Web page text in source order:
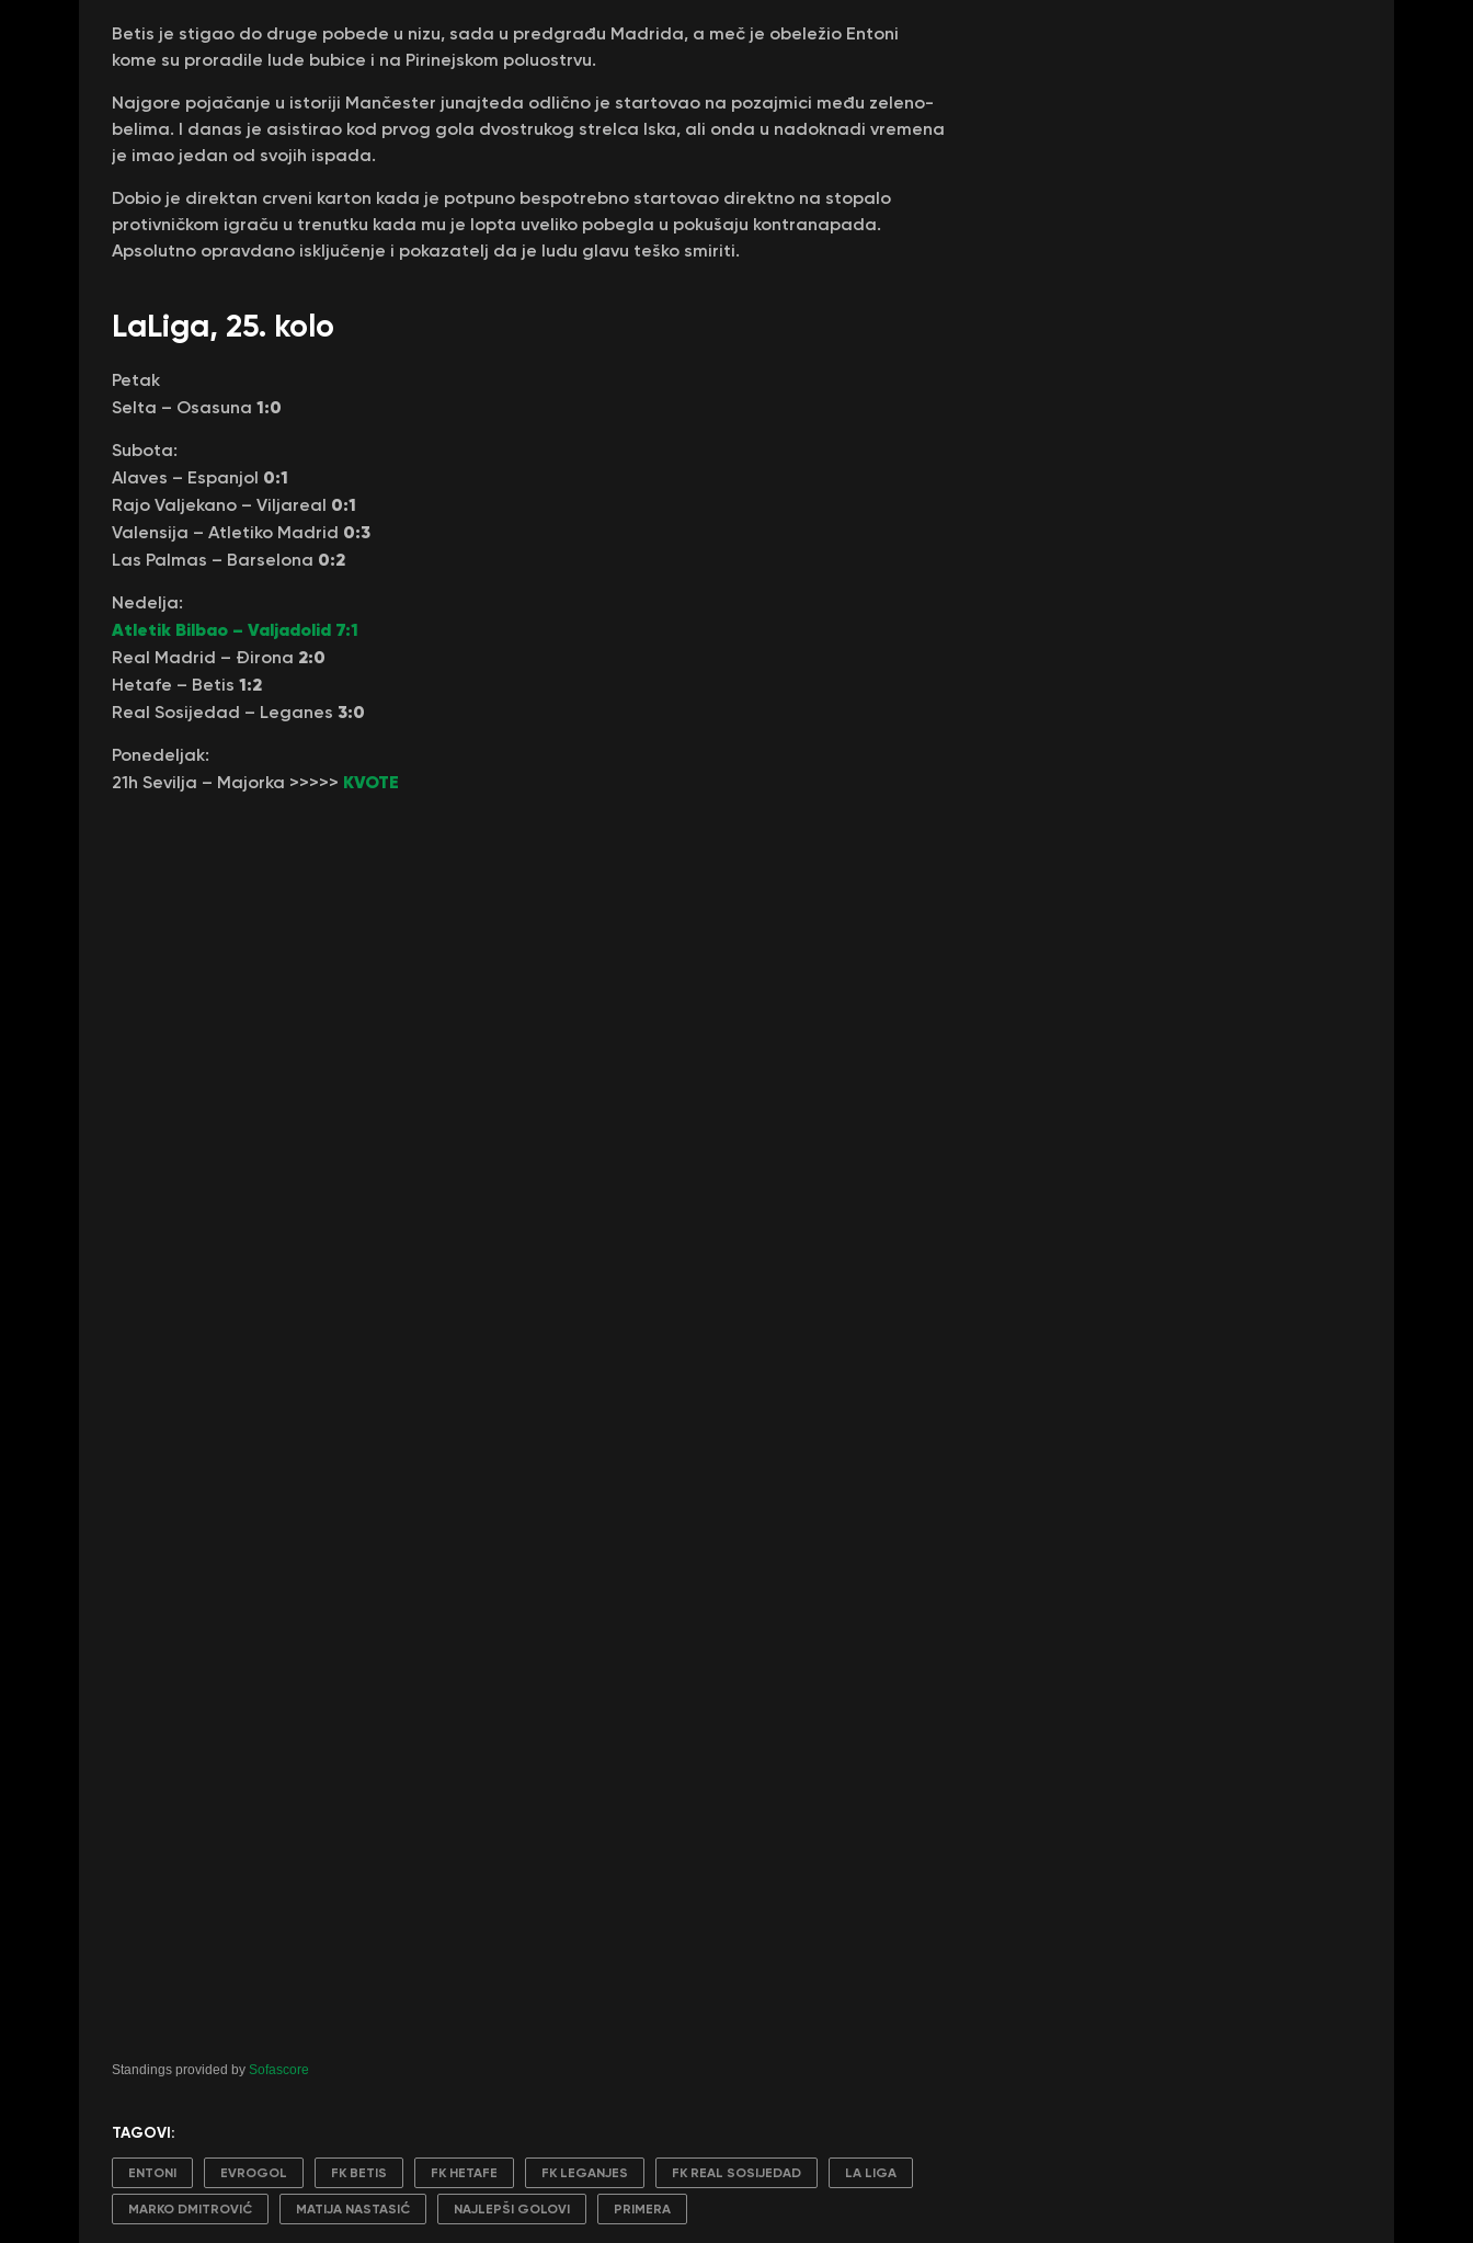
Betis je stigao do druge pobede u nizu, sada u predgrađu Madrida, a meč je obeležio Entoni
kome su proradile lude bubice i na Pirinejskom poluostrvu.
Najgore pojačanje u istoriji Mančester junajteda odlično je startovao na pozajmici među zeleno-
belima. I danas je asistirao kod prvog gola dvostrukog strelca Iska, ali onda u nadoknadi vremena
je imao jedan od svojih ispada.
Dobio je direktan crveni karton kada je potpuno bespotrebno startovao direktno na stopalo
protivničkom igraču u trenutku kada mu je lopta uveliko pobegla u pokušaju kontranapada.
Apsolutno opravdano isključenje i pokazatelj da je ludu glavu teško smiriti.
LaLiga, 25. kolo
Petak
Selta – Osasuna 1:0
Subota:
Alaves – Espanjol 0:1
Rajo Valjekano – Viljareal 0:1
Valensija – Atletiko Madrid 0:3
Las Palmas – Barselona 0:2
Nedelja:
Atletik Bilbao – Valjadolid 7:1
Real Madrid – Đirona 2:0
Hetafe – Betis 1:2
Real Sosijedad – Leganes 3:0
Ponedeljak:
21h Sevilja – Majorka >>>>> KVOTE
Standings provided by Sofascore
TAGOVI:
ENTONI EVROGOL FK BETIS FK HETAFE FK LEGANJES FK REAL SOSIJEDAD LA LIGA
MARKO DMITROVIĆ MATIJA NASTASIĆ NAJLEPŠI GOLOVI PRIMERA